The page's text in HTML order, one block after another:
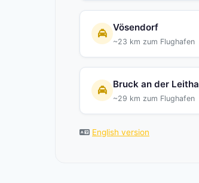
Vösendorf
~23 km zum Flughafen
Bruck an der Leitha
~29 km zum Flughafen
English version